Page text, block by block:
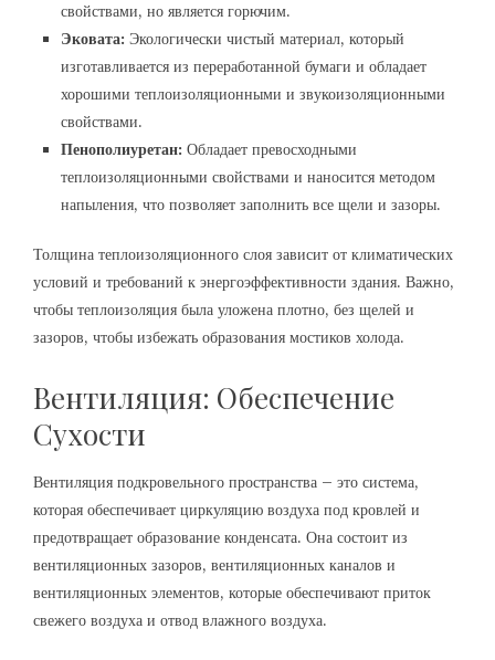
свойствами, но является горючим.
Эковата: Экологически чистый материал, который
изготавливается из переработанной бумаги и обладает
хорошими теплоизоляционными и звукоизоляционными
свойствами.
Пенополиуретан: Обладает превосходными
теплоизоляционными свойствами и наносится методом
напыления, что позволяет заполнить все щели и зазоры.
Толщина теплоизоляционного слоя зависит от климатических
условий и требований к энергоэффективности здания. Важно,
чтобы теплоизоляция была уложена плотно, без щелей и
зазоров, чтобы избежать образования мостиков холода.
Вентиляция: Обеспечение
Сухости
Вентиляция подкровельного пространства – это система,
которая обеспечивает циркуляцию воздуха под кровлей и
предотвращает образование конденсата. Она состоит из
вентиляционных зазоров, вентиляционных каналов и
вентиляционных элементов, которые обеспечивают приток
свежего воздуха и отвод влажного воздуха.